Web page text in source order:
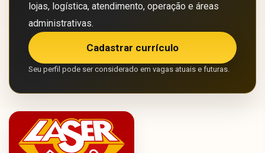
lojas, logística, atendimento, operação e áreas
administrativas.
Cadastrar currículo
Seu perfil pode ser considerado em vagas atuais e futuras.